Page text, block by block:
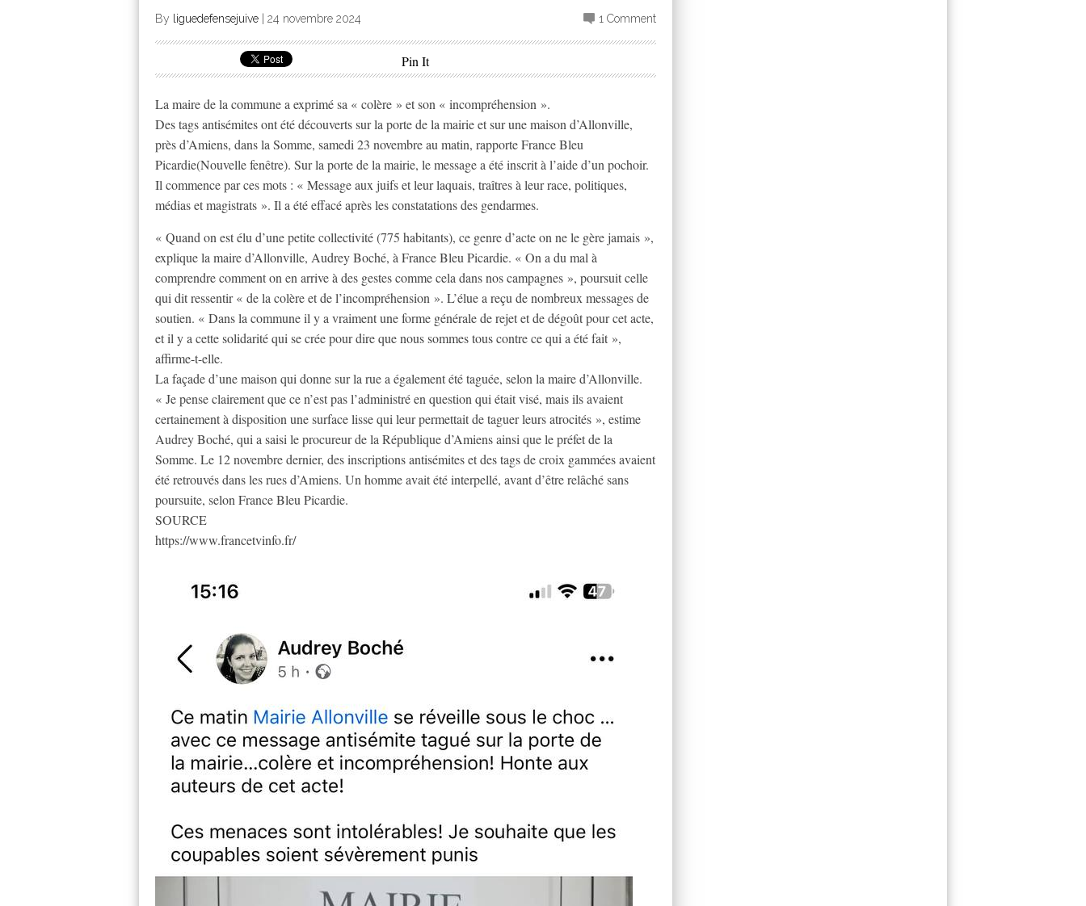
By liguedefensejuive 24 novembre 2024 1 Comment
Pin It
La maire de la commune a exprimé sa « colère » et son « incompréhension ».
Des tags antisémites ont été découverts sur la porte de la mairie et sur une maison d’Allonville,
près d’Amiens, dans la Somme, samedi 23 novembre au matin, rapporte France Bleu
Picardie(Nouvelle fenêtre). Sur la porte de la mairie, le message a été inscrit à l’aide d’un pochoir.
Il commence par ces mots : « Message aux juifs et leur laquais, traîtres à leur race, politiques,
médias et magistrats ». Il a été effacé après les constatations des gendarmes.
« Quand on est élu d’une petite collectivité (775 habitants), ce genre d’acte on ne le gère jamais »,
explique la maire d’Allonville, Audrey Boché, à France Bleu Picardie. « On a du mal à
comprendre comment on en arrive à des gestes comme cela dans nos campagnes », poursuit celle
qui dit ressentir « de la colère et de l’incompréhension ». L’élue a reçu de nombreux messages de
soutien. « Dans la commune il y a vraiment une forme générale de rejet et de dégoût pour cet acte,
et il y a cette solidarité qui se crée pour dire que nous sommes tous contre ce qui a été fait »,
affirme-t-elle.
La façade d’une maison qui donne sur la rue a également été taguée, selon la maire d’Allonville.
« Je pense clairement que ce n’est pas l’administré en question qui était visé, mais ils avaient
certainement à disposition une surface lisse qui leur permettait de taguer leurs atrocités », estime
Audrey Boché, qui a saisi le procureur de la République d’Amiens ainsi que le préfet de la
Somme. Le 12 novembre dernier, des inscriptions antisémites et des tags de croix gammées avaient
été retrouvés dans les rues d’Amiens. Un homme avait été interpellé, avant d’être relâché sans
poursuite, selon France Bleu Picardie.
SOURCE
https://www.francetvinfo.fr/